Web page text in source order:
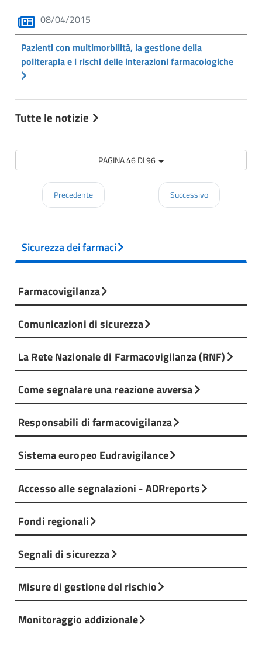
08/04/2015
Pazienti con multimorbilità, la gestione della
politerapia e i rischi delle interazioni farmacologiche
Tutte le notizie
PAGINA 46 DI 96
Precedente Successivo
Sicurezza dei farmaci
Farmacovigilanza
Comunicazioni di sicurezza
La Rete Nazionale di Farmacovigilanza (RNF)
Come segnalare una reazione avversa
Responsabili di farmacovigilanza
Sistema europeo Eudravigilance
Accesso alle segnalazioni - ADRreports
Fondi regionali
Segnali di sicurezza
Misure di gestione del rischio
Monitoraggio addizionale